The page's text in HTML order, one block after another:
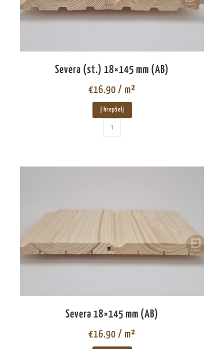
Severa (st.) 18×145 mm (AB)
€16.90 / m²
Į krepšelį
Severa 18×145 mm (AB)
€16.90 / m²